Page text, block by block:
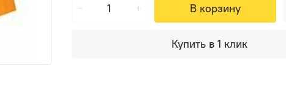
В корзину
Купить в 1 клик